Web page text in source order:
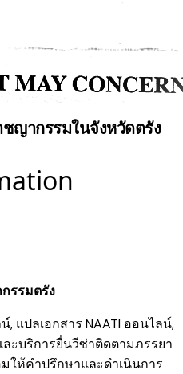
ญากรรมในจังหวัดตรัง
รรมตรัง
น์, แปลเอกสาร NAATI ออนไลน์,
ละบริการยื่นวีซ่าติดตามภรรยา
ห้คำปรึกษาและดำเนินการ